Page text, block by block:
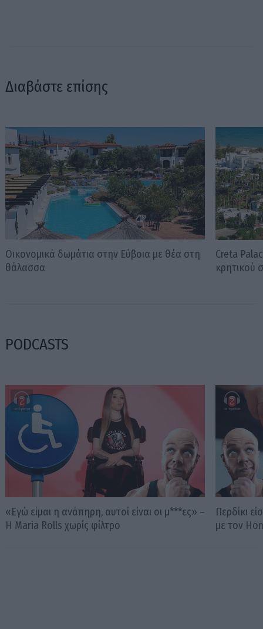
Διαβάστε επίσης
Οικονομικά δωμάτια στην Εύβοια με θέα στη
θάλασσα
Creta
κρητικού
PODCASTS
«Εγώ είμαι η ανάπηρη, αυτοί είναι οι μ***ες» –
Η Maria Rolls χωρίς φίλτρο
Περδίκι
με τον